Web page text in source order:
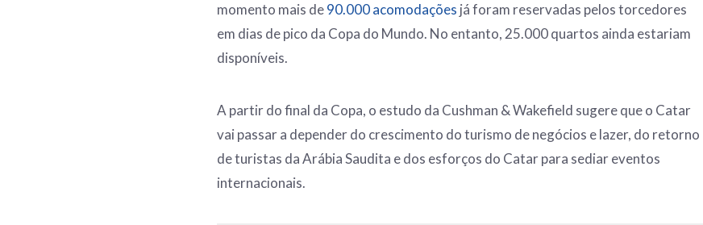
momento mais de90.000 acomodações já foram reservadas pelos torcedores
em dias de pico da Copa do Mundo. No entanto, 25.000 quartos ainda estariam
disponíveis.
A partir do final da Copa, o estudo da Cushman & Wakefield sugere que o Catar
vai passar a depender do crescimento do turismo de negócios e lazer, do retorno
de turistas da Arábia Saudita e dos esforços do Catar para sediar eventos
internacionais.